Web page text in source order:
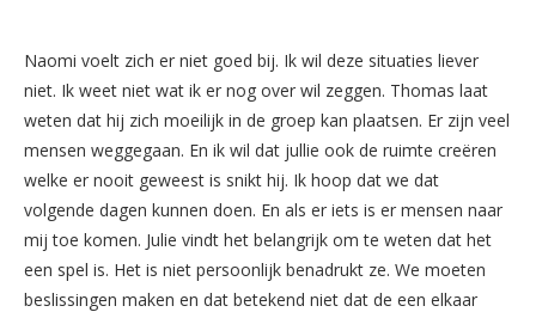
Naomi voelt zich er niet goed bij. Ik wil deze situaties liever
niet. Ik weet niet wat ik er nog over wil zeggen. Thomas laat
weten dat hij zich moeilijk in de groep kan plaatsen. Er zijn veel
mensen weggegaan. En ik wil dat jullie ook de ruimte creëren
welke er nooit geweest is snikt hij. Ik hoop dat we dat
volgende dagen kunnen doen. En als er iets is er mensen naar
mij toe komen. Julie vindt het belangrijk om te weten dat het
een spel is. Het is niet persoonlijk benadrukt ze. We moeten
beslissingen maken en dat betekend niet dat de een elkaar